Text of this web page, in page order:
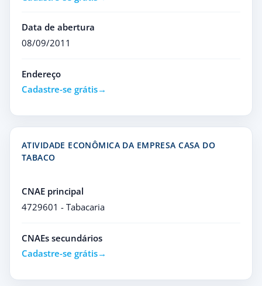
Data de abertura
08/09/2011
Endereço
Cadastre-se grátis
ATIVIDADE ECONÔMICA DA EMPRESA CASA DO
TABACO
CNAE principal
4729601 - Tabacaria
CNAEs secundários
Cadastre-se grátis